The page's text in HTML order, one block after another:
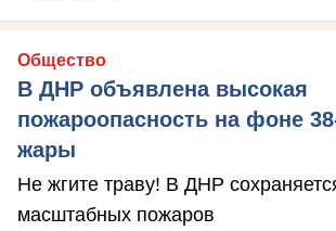
Общество
В ДНР объявлена высокая
пожароопасность на фоне
жары
Не жгите траву! В ДНР
масштабных пожаров